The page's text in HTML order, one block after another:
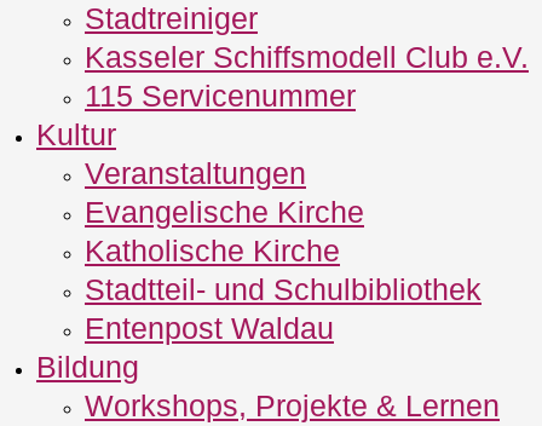
Stadtreiniger
Kasseler Schiffsmodell Club e.V.
115 Servicenummer
Kultur
Veranstaltungen
Evangelische Kirche
Katholische Kirche
Stadtteil- und Schulbibliothek
Entenpost Waldau
Bildung
Workshops, Projekte & Lernen